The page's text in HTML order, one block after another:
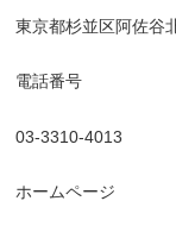
東京都杉並区阿佐谷
電話番号
03-3310-4013
ホームページ